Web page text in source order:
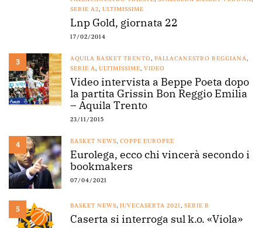
SERIE A2 ULTIMISSIME
Lnp Gold, giornata 22
17/02/2014
3 AQUILA BASKET TRENTO PALLACANESTRO REGGIANA
SERIE A
ULTIMISSIME VIDEO
Video intervista a Beppe Poeta dopo
la partita Grissin Bon Reggio Emilia
– Aquila Trento
23/11/2015
4 BASKET NEWS COPPE EUROPEE
Eurolega, ecco chi vincerà secondo i
bookmakers
07/04/2021
5 BASKET NEWS JUVECASERTA 2021 SERIE B
Caserta si interroga sul k.o. «Viola»